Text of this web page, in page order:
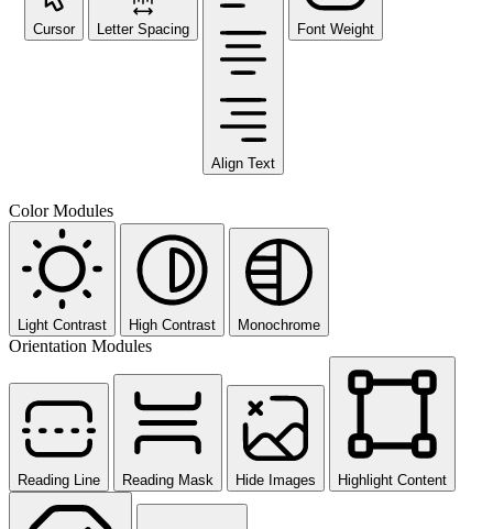
Cursor Letter Spacing
Align Text
Font Weight
Color Modules
Light Contrast High Contrast Monochrome
Orientation Modules
Reading Line Reading Mask Hide Images Highlight Content